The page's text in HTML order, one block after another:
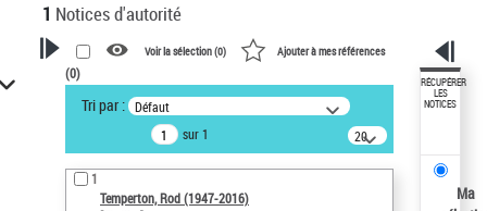
1 Notices d'autorité
VOTRE RECHERCHE
Recherche avancée dans les
notices d’autorité
Œuvres liées à l'auteur :
Temperton, Rod (1947-2016)
Voir la sélection (0) Ajouter à mes références
(0)
Tri par : Défaut
sur 1
20
résultats/page
1
Temperton, Rod (1947-2016)
RÉCUPÉRER
LES
NOTICES
Ma